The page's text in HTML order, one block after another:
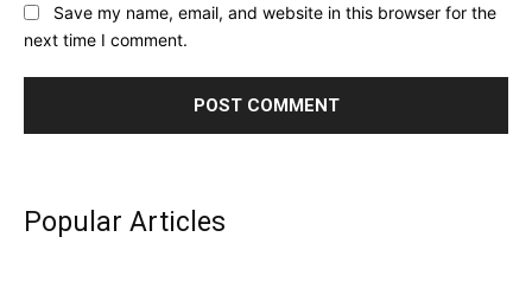
Save my name, email, and website in this browser for the
next time I comment.
Popular Articles